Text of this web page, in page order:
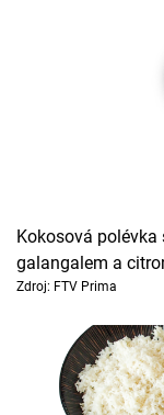
Kokosová polévka
galangalem a
Zdroj: FTV Prima